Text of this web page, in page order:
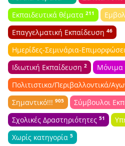
Εκπαιδευτικά θέματα 211
Επαγγελματική Εκπαίδευση 46
Ημερίδες-Σεμινάρια-
Ιδιωτική Εκπαίδευση 2 Μόνιμα
Πολιτιστικα/Περιβαλλοντικά/
Σημαντικό!!! 905 Σύμβουλοι
Σχολικές Δραστηριότητες 51
Χωρίς κατηγορία 5